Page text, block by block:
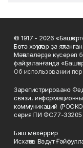
© 1917 - 2026
Бөтә хоҡуҡтар ҙа яҡланған.
Мәҡәләләрҙе күсереп
файҙаланғанда
Об использовании
Зарегистрировано
связи,
коммуникаций
серия ПИ ФС77-33205
Баш мөхәррир
Исхаҡов Вәдүт